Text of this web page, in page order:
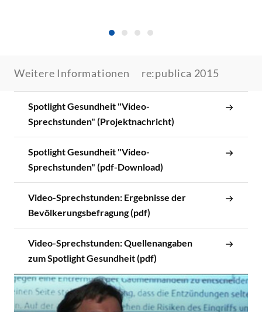
Weitere Informationen re:publica 2015
Spotlight Gesundheit "Video-
Sprechstunden" (Projektnachricht)
Spotlight Gesundheit "Video-
Sprechstunden" (pdf-Download)
Video-Sprechstunden: Ergebnisse der
Bevölkerungsbefragung (pdf)
Video-Sprechstunden: Quellenangaben
zum Spotlight Gesundheit (pdf)